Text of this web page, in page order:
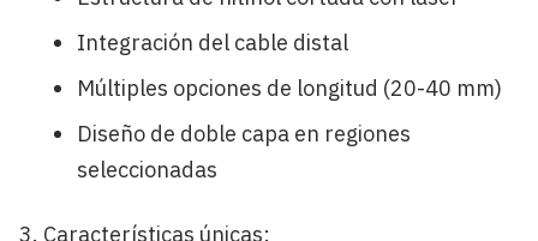
Integración del cable distal
Múltiples opciones de longitud (20-40 mm)
Diseño de doble capa en regiones
seleccionadas
Características únicas: